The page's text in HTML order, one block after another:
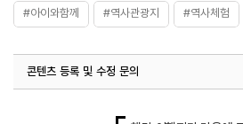
#아이와함께 #역사관광지 #역사체험
콘텐츠 등록 및 수정 문의